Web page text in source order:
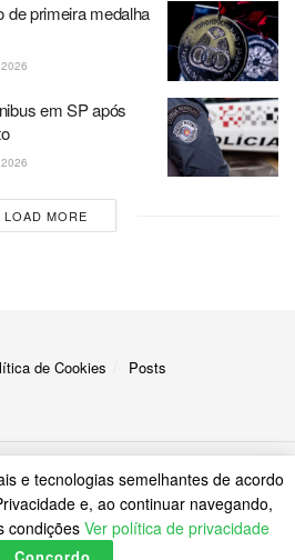
de primeira medalha
em SP após
LOAD MORE
de Cookies Posts
© 2023A Onça
e tecnologias semelhantes de acordo
e, ao continuar navegando,
condições Ver política de privacidade